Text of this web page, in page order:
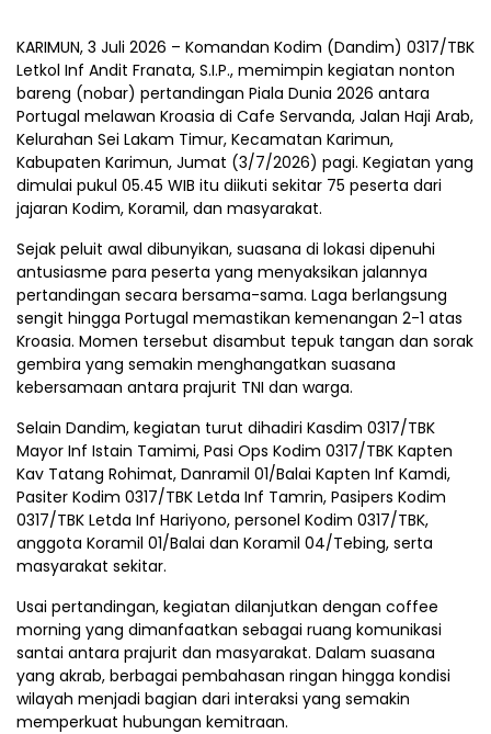
KARIMUN, 3 Juli 2026 – Komandan Kodim (Dandim) 0317/TBK
Letkol Inf Andit Franata, S.I.P., memimpin kegiatan nonton
bareng (nobar) pertandingan Piala Dunia 2026 antara
Portugal melawan Kroasia di Cafe Servanda, Jalan Haji Arab,
Kelurahan Sei Lakam Timur, Kecamatan Karimun,
Kabupaten Karimun, Jumat (3/7/2026) pagi. Kegiatan yang
dimulai pukul 05.45 WIB itu diikuti sekitar 75 peserta dari
jajaran Kodim, Koramil, dan masyarakat.
Sejak peluit awal dibunyikan, suasana di lokasi dipenuhi
antusiasme para peserta yang menyaksikan jalannya
pertandingan secara bersama-sama. Laga berlangsung
sengit hingga Portugal memastikan kemenangan 2-1 atas
Kroasia. Momen tersebut disambut tepuk tangan dan sorak
gembira yang semakin menghangatkan suasana
kebersamaan antara prajurit TNI dan warga.
Selain Dandim, kegiatan turut dihadiri Kasdim 0317/TBK
Mayor Inf Istain Tamimi, Pasi Ops Kodim 0317/TBK Kapten
Kav Tatang Rohimat, Danramil 01/Balai Kapten Inf Kamdi,
Pasiter Kodim 0317/TBK Letda Inf Tamrin, Pasipers Kodim
0317/TBK Letda Inf Hariyono, personel Kodim 0317/TBK,
anggota Koramil 01/Balai dan Koramil 04/Tebing, serta
masyarakat sekitar.
Usai pertandingan, kegiatan dilanjutkan dengan coffee
morning yang dimanfaatkan sebagai ruang komunikasi
santai antara prajurit dan masyarakat. Dalam suasana
yang akrab, berbagai pembahasan ringan hingga kondisi
wilayah menjadi bagian dari interaksi yang semakin
memperkuat hubungan kemitraan.